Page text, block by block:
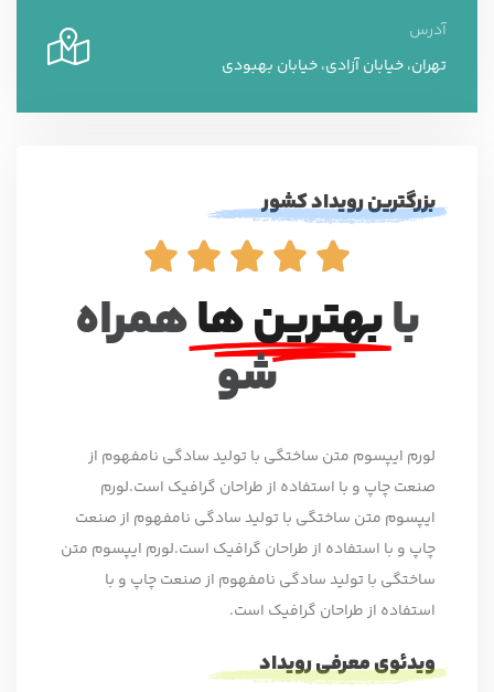
آدرس
تهران، خیابان آزادی، خیابان بهبودی
بزرگترین رویداد کشور





بابهترین هاهمراه
شو
لورم ایپسوم متن ساختگی با تولید سادگی نامفهوم از
صنعت چاپ و با استفاده از طراحان گرافیک است.لورم
ایپسوم متن ساختگی با تولید سادگی نامفهوم از صنعت
چاپ و با استفاده از طراحان گرافیک است.لورم ایپسوم متن
ساختگی با تولید سادگی نامفهوم از صنعت چاپ و با
استفاده از طراحان گرافیک است.
ویدئوی معرفی رویداد